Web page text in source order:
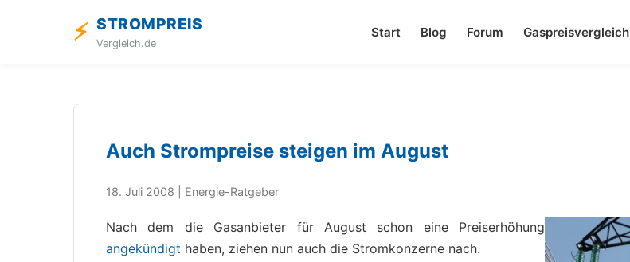
⚡ STROMPREIS
Vergleich.de
Start Blog Forum Gaspreisvergleich
Auch Strompreise steigen im August
18. Juli 2008 | Energie-Ratgeber
Nach dem die Gasanbieter für August schon eine Preiserhöhung
angekündigt haben, ziehen nun auch die Stromkonzerne nach.